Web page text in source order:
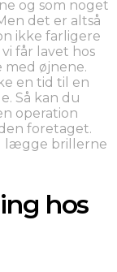
og som noget
det er altså
ikke farligere
får lavet hos
øjnene.
en tid til en
Så kan du
operation
foretaget.
lægge brillerne
hos